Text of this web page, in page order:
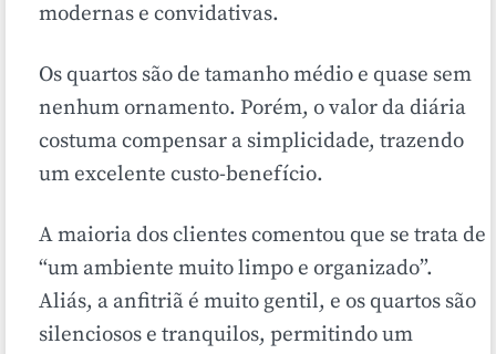
modernas e convidativas.
Os quartos são de tamanho médio e quase sem
nenhum ornamento. Porém, o valor da diária
costuma compensar a simplicidade, trazendo
um excelente custo-benefício.
A maioria dos clientes comentou que se trata de
“um ambiente muito limpo e organizado”.
Aliás, a anfitriã é muito gentil, e os quartos são
silenciosos e tranquilos, permitindo um